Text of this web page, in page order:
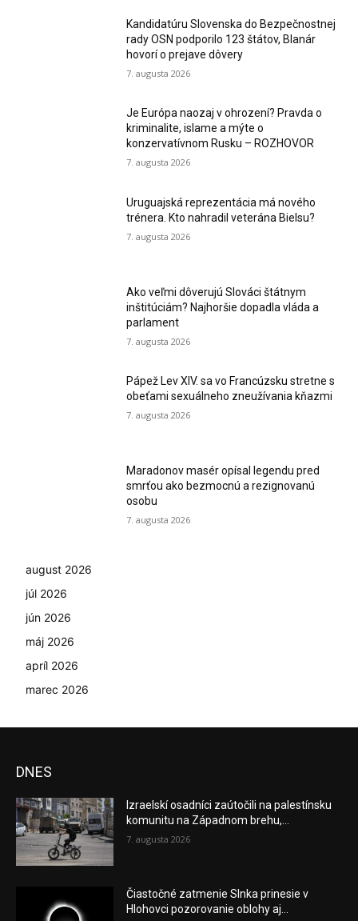
Kandidatúru Slovenska do Bezpečnostnej
rady OSN podporilo 123 štátov, Blanár
hovorí o prejave dôvery
7. augusta 2026
Je Európa naozaj v ohrození? Pravda o
kriminalite, islame a mýte o
konzervatívnom Rusku – ROZHOVOR
7. augusta 2026
Uruguajská reprezentácia má nového
trénera. Kto nahradil veterána Bielsu?
7. augusta 2026
Ako veľmi dôverujú Slováci štátnym
inštitúciám? Najhoršie dopadla vláda a
parlament
7. augusta 2026
Pápež Lev XIV. sa vo Francúzsku stretne s
obeťami sexuálneho zneužívania kňazmi
7. augusta 2026
Maradonov masér opísal legendu pred
smrťou ako bezmocnú a rezignovanú
osobu
7. augusta 2026
august 2026
júl 2026
jún 2026
máj 2026
apríl 2026
marec 2026
DNES
Izraelskí osadníci zaútočili na palestínsku
komunitu na Západnom brehu,...
7. augusta 2026
Čiastočné zatmenie Slnka prinesie v
Hlohovci pozorovanie oblohy aj...